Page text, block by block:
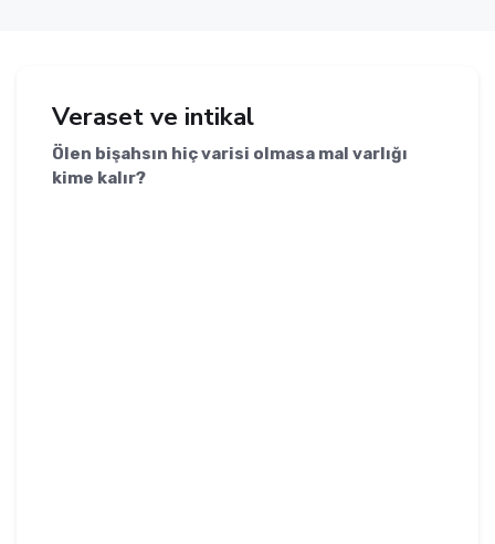
Veraset ve intikal
Ölen bişahsın hiç varisi olmasa mal varlığı
kime kalır?